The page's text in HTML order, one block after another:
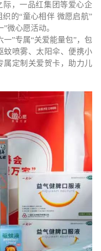
际，一品红集团等爱心企
的“童心相伴 微愿启航”
微心愿活动。
一”专属“关爱能量包”，包
蚊喷雾、太阳伞、便携小
属定制关爱贺卡，助力儿